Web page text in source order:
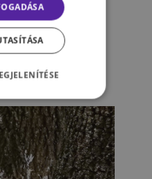
a szülő iránt
az ödipális